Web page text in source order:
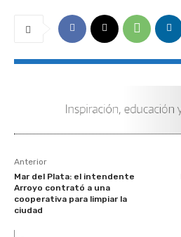
Anterior
Mar del Plata: el intendente
Arroyo contrató a una
cooperativa para limpiar la
ciudad